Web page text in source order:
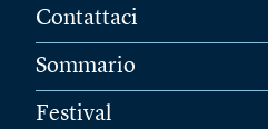
Contattaci
Sommario
Festival